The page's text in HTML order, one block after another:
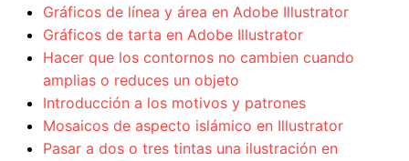
Gráficos de línea y área en Adobe Illustrator
Gráficos de tarta en Adobe Illustrator
Hacer que los contornos no cambien cuando
amplias o reduces un objeto
Introducción a los motivos y patrones
Mosaicos de aspecto islámico en Illustrator
Pasar a dos o tres tintas una ilustración en